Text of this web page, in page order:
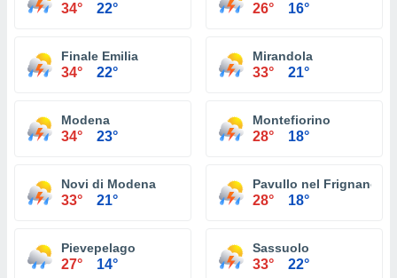
34° 22° 26° 16°
Finale Emilia
34° 22°
Mirandola
33° 21°
Modena
34° 23°
Montefiorino
28° 18°
Novi di Modena
33° 21°
Pavullo nel Frignano
28° 18°
Pievepelago
27° 14°
Sassuolo
33° 22°